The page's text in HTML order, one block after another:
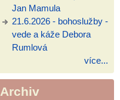
Jan Mamula
21.6.2026 - bohoslužby -
vede a káže Debora
Rumlová
více...
Archiv